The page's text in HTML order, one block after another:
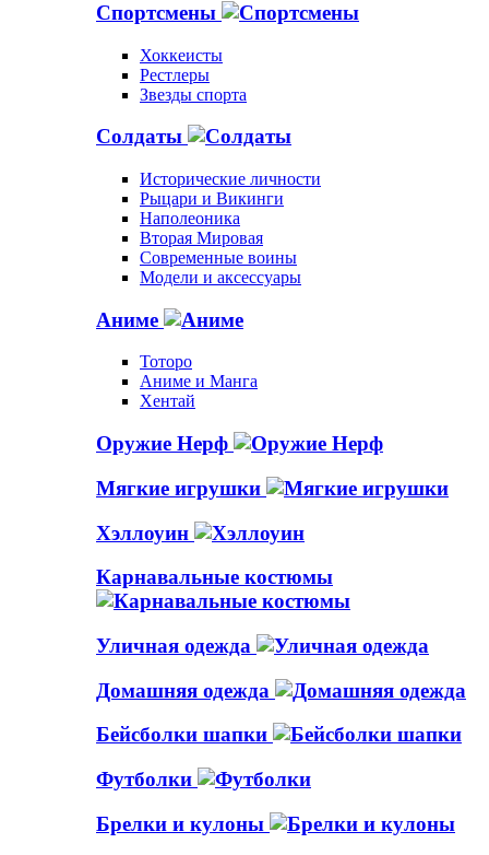
Спортсмены
Хоккеисты
Рестлеры
Звезды спорта
Солдаты
Исторические личности
Рыцари и Викинги
Наполеоника
Вторая Мировая
Современные воины
Модели и аксессуары
Аниме
Тоторо
Аниме и Манга
Хентай
Оружие Нерф
Мягкие игрушки
Хэллоуин
Карнавальные костюмы
Уличная одежда
Домашняя одежда
Бейсболки шапки
Футболки
Брелки и кулоны